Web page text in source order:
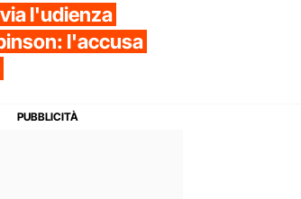
l'udienza
l'accusa